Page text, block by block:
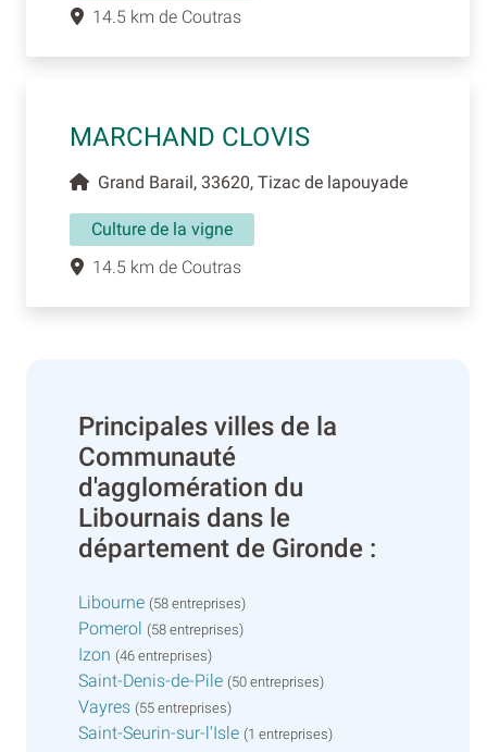
14.5 km de Coutras
MARCHAND CLOVIS
Grand Barail, 33620, Tizac de lapouyade
Culture de la vigne
14.5 km de Coutras
Principales villes de la
Communauté
d'agglomération du
Libournais dans le
département de Gironde :
Libourne (58 entreprises)
Pomerol (58 entreprises)
Izon (46 entreprises)
Saint-Denis-de-Pile (50 entreprises)
Vayres (55 entreprises)
Saint-Seurin-sur-l'Isle (1 entreprises)